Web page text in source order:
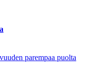
parempaa puolta